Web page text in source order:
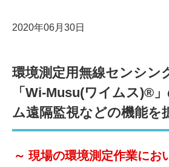
2020年06月30日
環境測定用無線センシン
「Wi-Musu(ワイムス)®
ム遠隔監視などの機能を
～ 現場の環境測定作業にお